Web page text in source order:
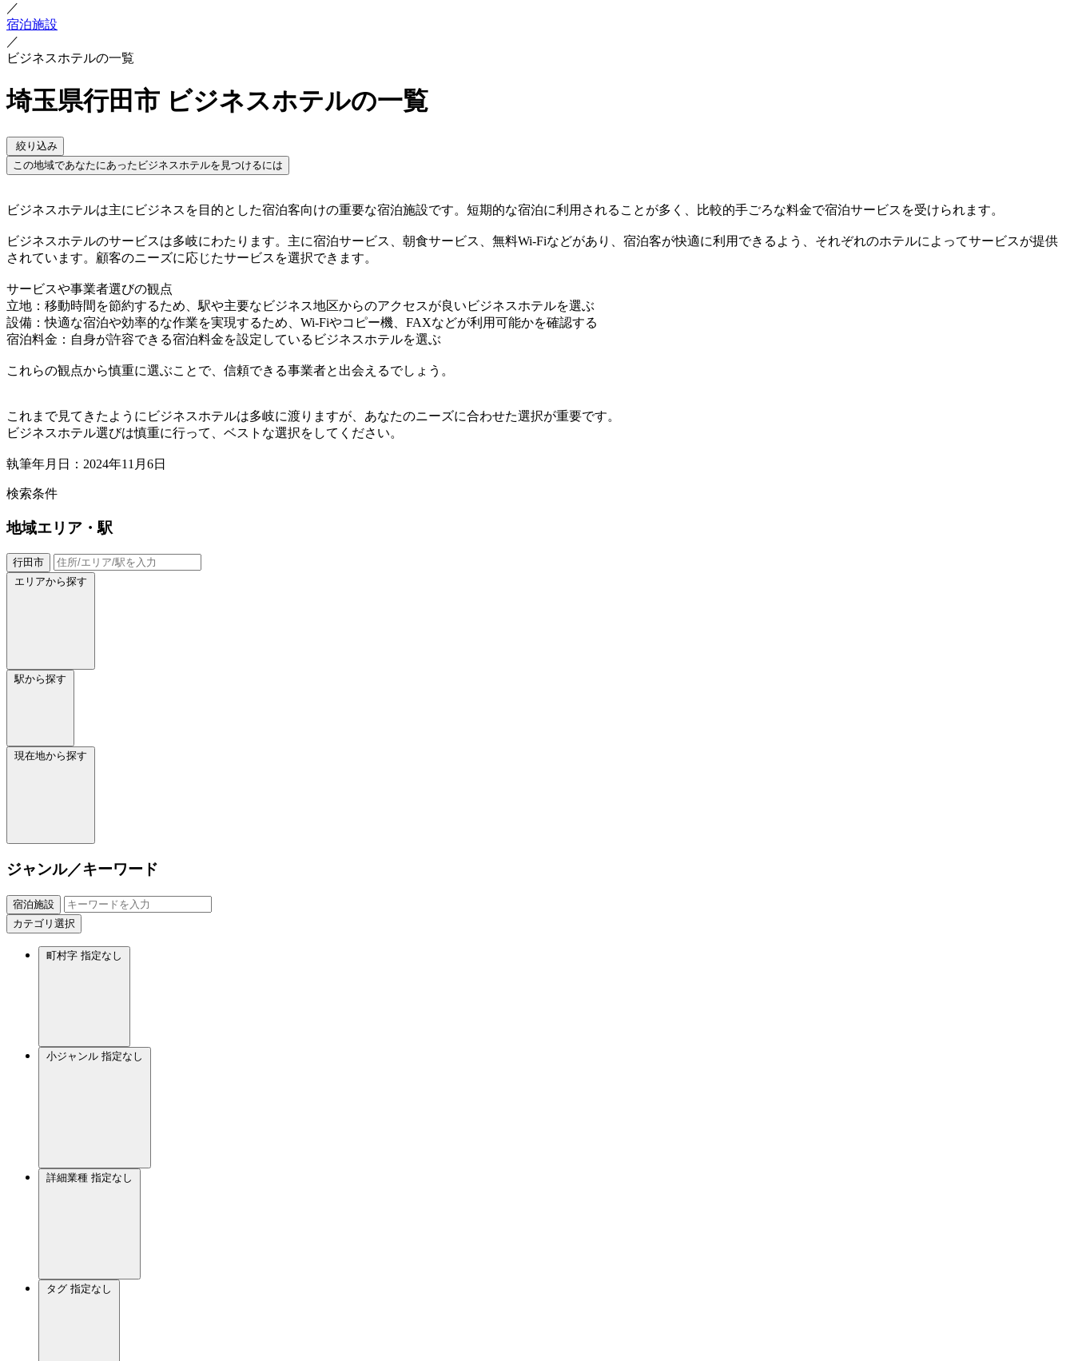
／
宿泊施設
／
ビジネスホテルの一覧
埼玉県行田市 ビジネスホテルの一覧
絞り込み
この地域であなたにあったビジネスホテルを見つけるには
ビジネスホテルは主にビジネスを目的とした宿泊客向けの重要な宿泊施設です。短期的な宿泊に利用されることが多く、比較的手ごろな料金で宿泊サービスを受けられます。
ビジネスホテルのサービスは多岐にわたります。主に宿泊サービス、朝食サービス、無料Wi-Fiなどがあり、宿泊客が快適に利用できるよう、それぞれのホテルによってサービスが提供
されています。顧客のニーズに応じたサービスを選択できます。
サービスや事業者選びの観点
立地：移動時間を節約するため、駅や主要なビジネス地区からのアクセスが良いビジネスホテルを選ぶ
設備：快適な宿泊や効率的な作業を実現するため、Wi-Fiやコピー機、FAXなどが利用可能かを確認する
宿泊料金：自身が許容できる宿泊料金を設定しているビジネスホテルを選ぶ
これらの観点から慎重に選ぶことで、信頼できる事業者と出会えるでしょう。
これまで見てきたようにビジネスホテルは多岐に渡りますが、あなたのニーズに合わせた選択が重要です。
ビジネスホテル選びは慎重に行って、ベストな選択をしてください。
執筆年月日：2024年11月6日
検索条件
地域エリア・駅
行田市
エリアから探す
駅から探す
現在地から探す
ジャンル／キーワード
宿泊施設
カテゴリ選択
町村字 指定なし
小ジャンル 指定なし
詳細業種 指定なし
タグ 指定なし